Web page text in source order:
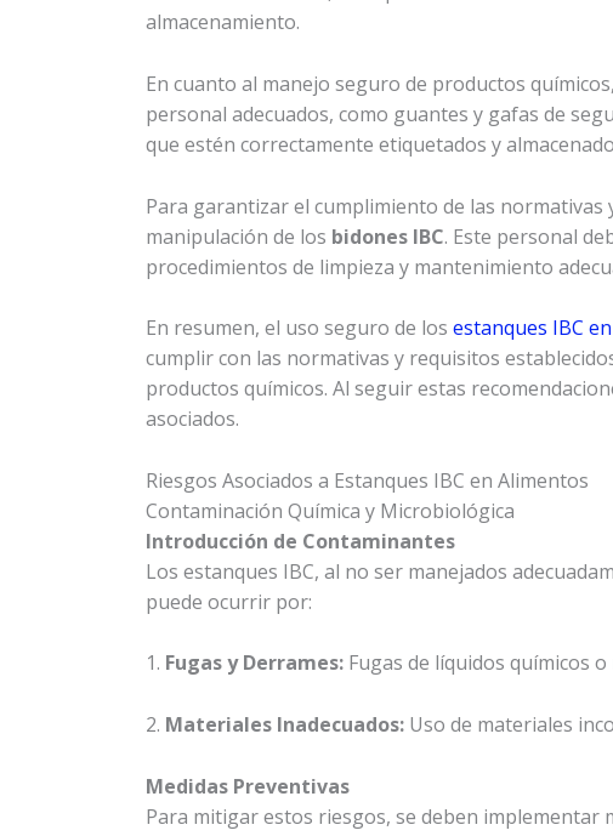
almacenamiento.
En cuanto al manejo seguro de productos
personal adecuados, como guantes y gafas de
que estén correctamente etiquetados y
Para garantizar el cumplimiento de las
manipulación de los bidones IBC. Este personal
procedimientos de limpieza y mantenimiento
En resumen, el uso seguro de los estanques IBC
cumplir con las normativas y requisitos
productos químicos. Al seguir estas
asociados.
Riesgos Asociados a Estanques IBC en Alimentos
Contaminación Química y Microbiológica
Introducción de Contaminantes
Los estanques IBC, al no ser manejados
puede ocurrir por:
1. Fugas y Derrames: Fugas de líquidos químicos
2. Materiales Inadecuados: Uso de materiales
Medidas Preventivas
Para mitigar estos riesgos, se deben implementar